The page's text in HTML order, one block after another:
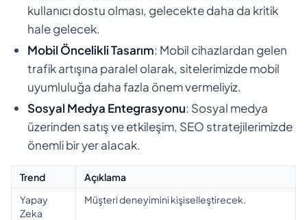
kullanıcı dostu olması, gelecekte daha da kritik
hale gelecek.
Mobil Öncelikli Tasarım: Mobil cihazlardan gelen
trafik artışına paralel olarak, sitelerimizde mobil
uyumluluğa daha fazla önem vermeliyiz.
Sosyal Medya Entegrasyonu: Sosyal medya
üzerinden satış ve etkileşim, SEO stratejilerimizde
önemli bir yer alacak.
Trend
Açıklama
Yapay
Zeka
Müşteri deneyimini kişiselleştirecek.